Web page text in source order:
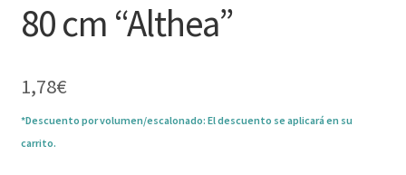
80 cm “Althea”
1,78€
*Descuento por volumen/escalonado: El descuento se aplicará en su
carrito.